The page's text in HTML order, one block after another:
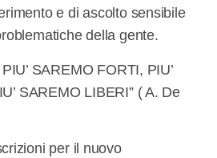
e di ascolto sensibile
della gente.
SAREMO FORTI, PIU’
SAREMO LIBERI” ( A. De
per il nuovo